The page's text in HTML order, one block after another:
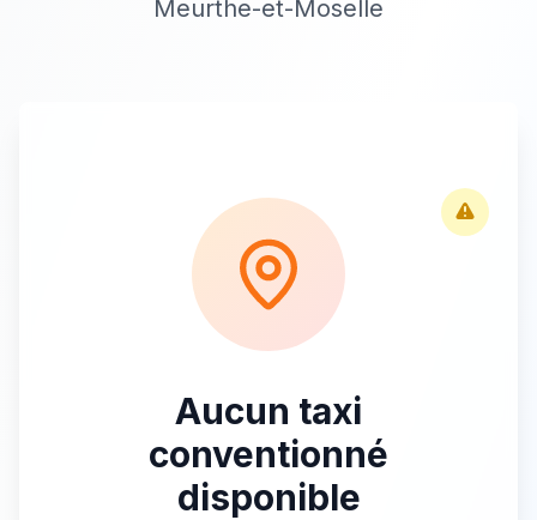
Meurthe-et-Moselle
Aucun taxi
conventionné
disponible